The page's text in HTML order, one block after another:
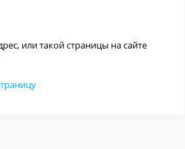
или такой страницы на сайте